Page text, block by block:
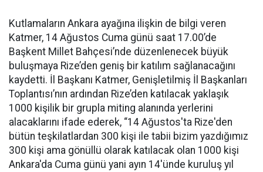
Kutlamaların Ankara ayağına ilişkin de bilgi veren
Katmer, 14 Ağustos Cuma günü saat 17.00’de
Başkent Millet Bahçesi’nde düzenlenecek büyük
buluşmaya Rize’den geniş bir katılım sağlanacağını
kaydetti. İl Başkanı Katmer, Genişletilmiş İl Başkanları
Toplantısı’nın ardından Rize’den katılacak yaklaşık
1000 kişilik bir grupla miting alanında yerlerini
alacaklarını ifade ederek, “14 Ağustos'ta Rize'den
bütün teşkilatlardan 300 kişi ile tabii bizim yazdığımız
300 kişi ama gönüllü olarak katılacak olan 1000 kişi
Ankara'da Cuma günü yani ayın 14'ünde kuruluş yıl